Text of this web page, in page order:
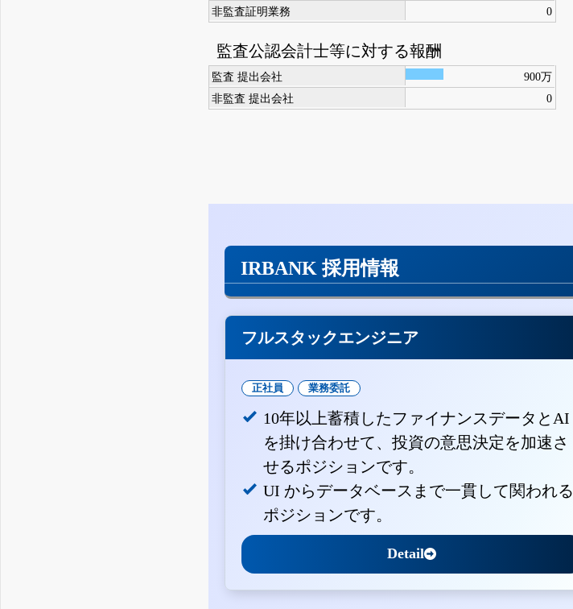
非監査証明業務
0
監査公認会計士等に対する報酬
監査 提出会社
900万
非監査 提出会社
0
IRBANK 採用情報
フルスタックエンジニア
正社員 業務委託
10年以上蓄積したファイナンスデータとAI
を掛け合わせて、投資の意思決定を加速さ
せるポジションです。
UI からデータベースまで一貫して関われる
ポジションです。
Detail